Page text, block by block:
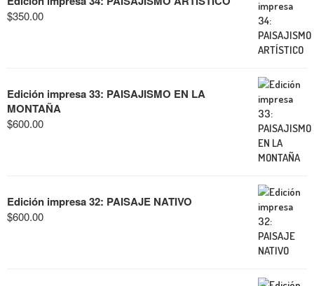
$350.00
Edición impresa 33: PAISAJISMO EN LA
MONTAÑA
$600.00
Edición impresa 32: PAISAJE NATIVO
$600.00